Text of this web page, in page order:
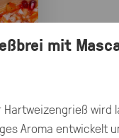
mit
Hartweizengrieß
Aroma entwickelt